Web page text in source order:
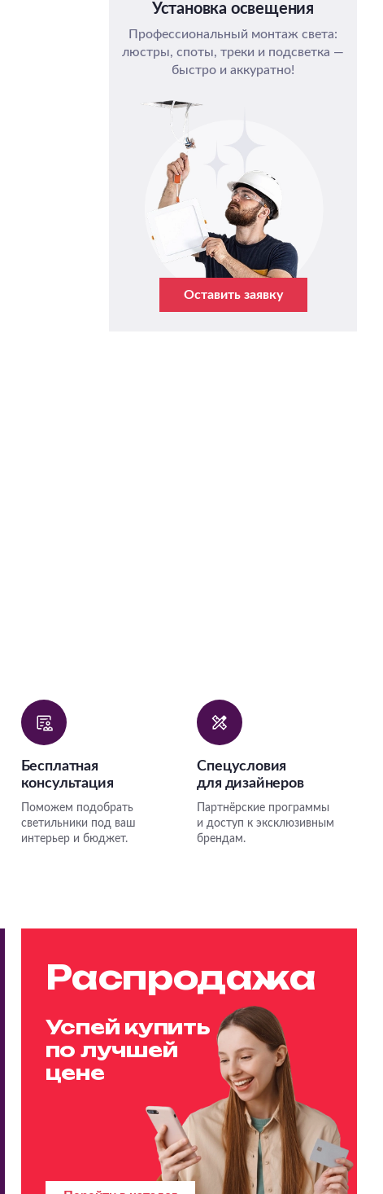
Установка освещения
Профессиональный монтаж света:
люстры, споты, треки и подсветка —
быстро и аккуратно!
Оставить заявку
Бесплатная
консультация
Поможем подобрать
светильники под ваш
интерьер и бюджет.
Спецусловия
для дизайнеров
Партнёрские программы
и доступ к эксклюзивным
брендам.
Распродажа
Успей купить
по лучшей
цене